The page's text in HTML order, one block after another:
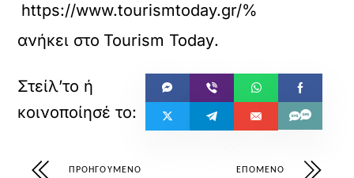
https://www.tourismtoday.gr/
ανήκει στο Tourism Today.
ΠΡΟΗΓΟΎΜΕΝΟ ΕΠΌΜΕΝΟ